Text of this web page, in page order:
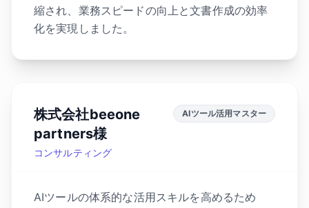
縮され、業務スピードの向上と文書作成の効率
化を実現しました。
株式会社beeone
partners様
コンサルティング
AIツール活用マスター
AIツールの体系的な活用スキルを高めるため